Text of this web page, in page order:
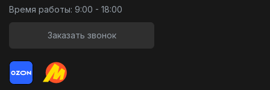
Время работы: 9:00 - 18:00
Заказать звонок